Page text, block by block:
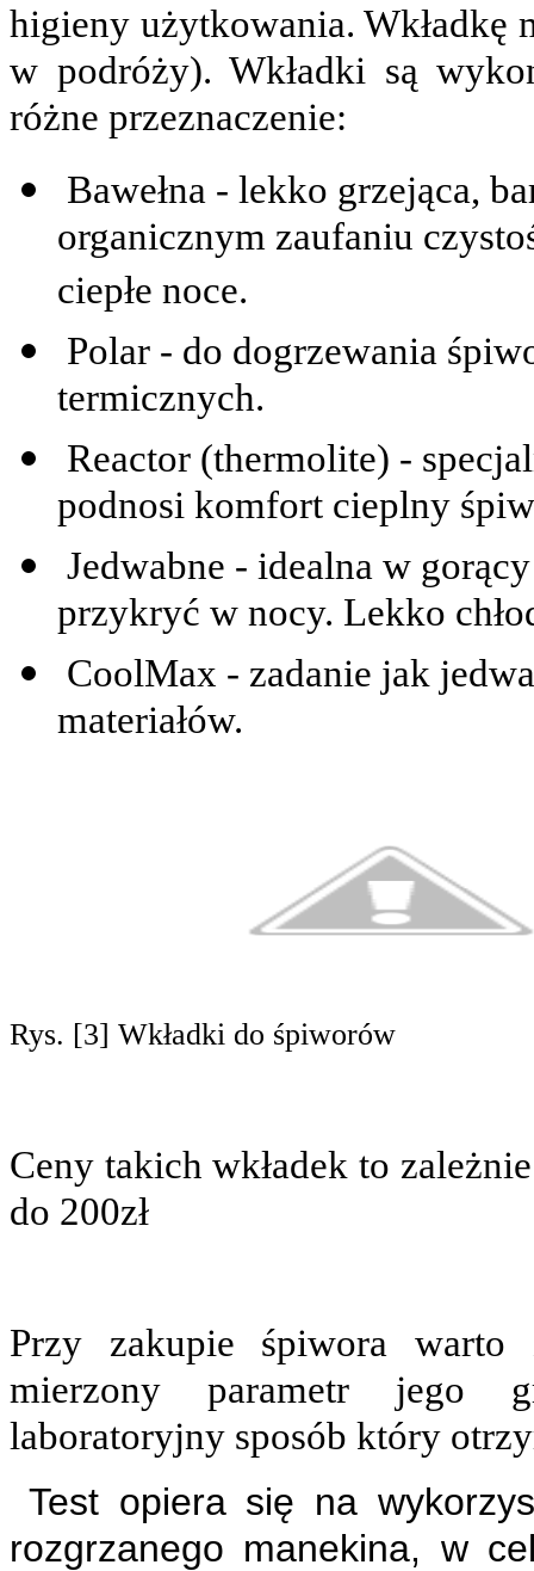
higieny użytkowania. Wkładkę
w podróży). Wkładki są
różne przeznaczenie:
Bawełna - lekko grzejąca,
organicznym zaufaniu
ciepłe noce.
Polar - do dogrzewania
termicznych.
Reactor (thermolite) -
podnosi komfort cieplny
Jedwabne - idealna w
przykryć w nocy. Lekko
CoolMax - zadanie jak
materiałów.
Rys. [3] Wkładki do śpiworów
Ceny takich wkładek to
do 200zł
Przy zakupie śpiwora
mierzony parametr jego
laboratoryjny sposób który
Test opiera się na
rozgrzanego manekina, w